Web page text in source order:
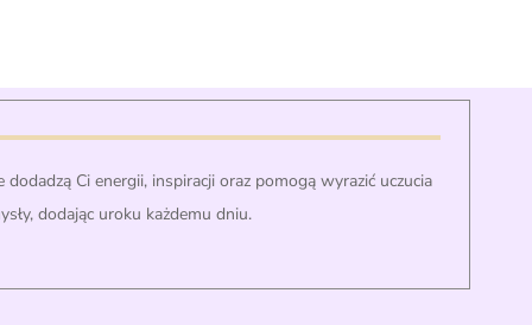
Ci energii, inspiracji oraz pomogą wyrazić uczucia
dodając uroku każdemu dniu.